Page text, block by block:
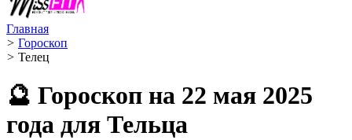
Главная
> Гороскоп
> Телец ️
🔮 Гороскоп на 22 мая 2025
года для Тельца